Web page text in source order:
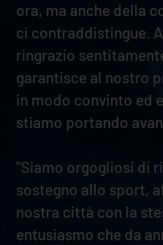
ora, ma anche della
ci contraddistingue.
ringrazio
garantisce al nostro
in modo convinto ed
stiamo portando
"Siamo orgogliosi di
sostegno allo sport,
nostra città con la
entusiasmo che da